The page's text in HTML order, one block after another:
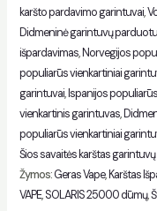
karšto pardavimo garintuvai,
Didmeninė garintuvų
išpardavimas, Norvegijos
populiarūs vienkartiniai
garintuvai, Ispanijos
vienkartinis garintuvas,
populiarūs vienkartiniai
Šios savaitės karštas
Žymos:Geras Vape, Karštas
VAPE,SOLARIS 25000 dūmų,